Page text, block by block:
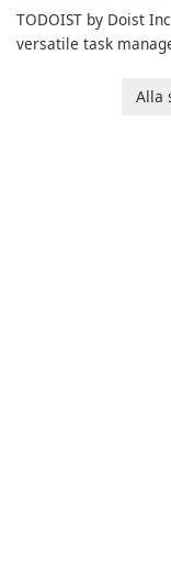
TODOIST by Doist
versatile task
individuals and Alla